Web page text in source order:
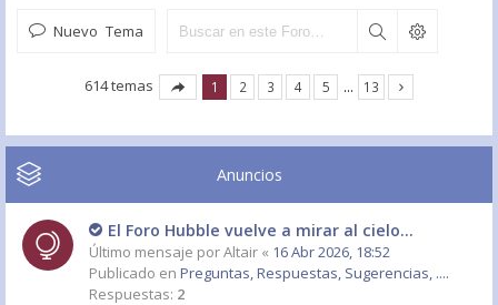
Nuevo Tema
614 temas 1 2 3 4 5 … 13
Anuncios
El Foro Hubble vuelve a mirar al cielo...
Último mensaje porAltair « 16 Abr 2026, 18:52
Publicado en Preguntas, Respuestas, Sugerencias, ....
Respuestas: 2